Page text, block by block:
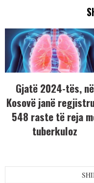
Gjatë 2024-tës, në
Kosovë janë
548 raste të reja
tuberkuloz